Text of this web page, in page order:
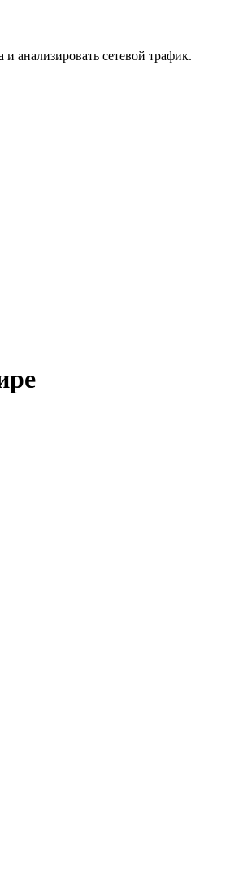
анализировать сетевой трафик.